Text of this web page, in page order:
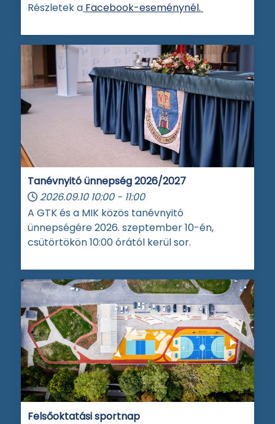
Részletek a Facebook-eseménynél.
Tanévnyitó ünnepség 2026/2027
2026.09.10 10:00 - 11:00
A GTK és a MIK közös tanévnyitó
ünnepségére 2026. szeptember 10-én,
csütörtökön 10:00 órától kerül sor.
Felsőoktatási sportnap